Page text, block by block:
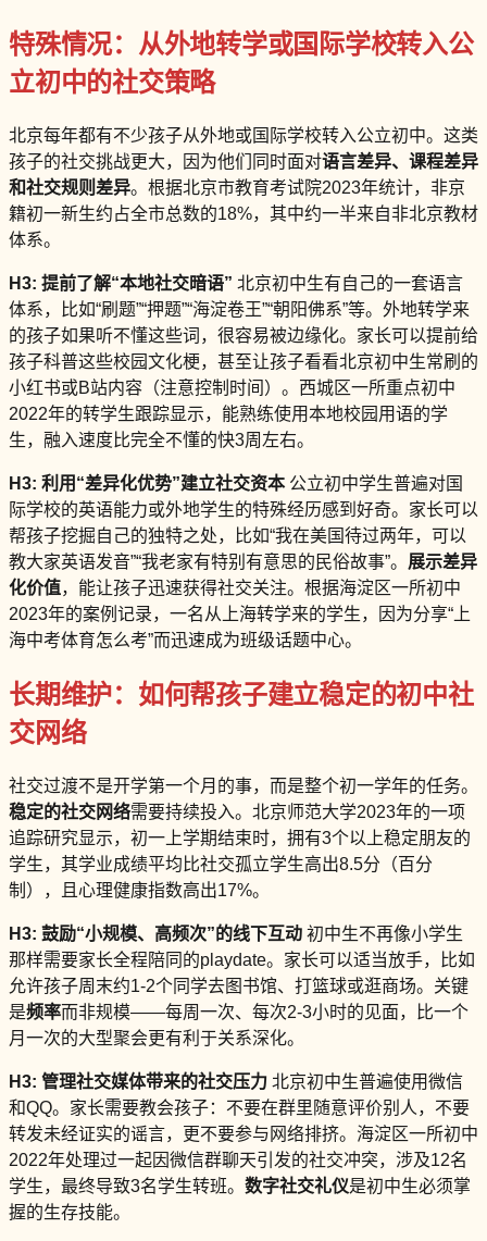
特殊情况：从外地转学或国际学校转入公
立初中的社交策略
北京每年都有不少孩子从外地或国际学校转入公立初中。这类
孩子的社交挑战更大，因为他们同时面对语言差异、课程差异
和社交规则差异。根据北京市教育考试院2023年统计，非京
籍初一新生约占全市总数的18%，其中约一半来自非北京教材
体系。
H3: 提前了解“本地社交暗语” 北京初中生有自己的一套语言
体系，比如“刷题”“押题”“海淀卷王”“朝阳佛系”等。外地转学来
的孩子如果听不懂这些词，很容易被边缘化。家长可以提前给
孩子科普这些校园文化梗，甚至让孩子看看北京初中生常刷的
小红书或B站内容（注意控制时间）。西城区一所重点初中
2022年的转学生跟踪显示，能熟练使用本地校园用语的学
生，融入速度比完全不懂的快3周左右。
H3: 利用“差异化优势”建立社交资本公立初中学生普遍对国
际学校的英语能力或外地学生的特殊经历感到好奇。家长可以
帮孩子挖掘自己的独特之处，比如“我在美国待过两年，可以
教大家英语发音”“我老家有特别有意思的民俗故事”。 展示差异
化价值，能让孩子迅速获得社交关注。根据海淀区一所初中
2023年的案例记录，一名从上海转学来的学生，因为分享“上
海中考体育怎么考”而迅速成为班级话题中心。
长期维护：如何帮孩子建立稳定的初中社
交网络
社交过渡不是开学第一个月的事，而是整个初一学年的任务。
稳定的社交网络需要持续投入。北京师范大学2023年的一项
追踪研究显示，初一上学期结束时，拥有3个以上稳定朋友的
学生，其学业成绩平均比社交孤立学生高出8.5分（百分
制），且心理健康指数高出17%。
H3: 鼓励“小规模、高频次”的线下互动 初中生不再像小学生
那样需要家长全程陪同的playdate。家长可以适当放手，比如
允许孩子周末约1-2个同学去图书馆、打篮球或逛商场。关键
是频率而非规模——每周一次、每次2-3小时的见面，比一个
月一次的大型聚会更有利于关系深化。
H3: 管理社交媒体带来的社交压力 北京初中生普遍使用微信
和QQ。家长需要教会孩子：不要在群里随意评价别人，不要
转发未经证实的谣言，更不要参与网络排挤。海淀区一所初中
2022年处理过一起因微信群聊天引发的社交冲突，涉及12名
学生，最终导致3名学生转班。 数字社交礼仪是初中生必须掌
握的生存技能。